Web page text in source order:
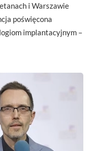
i Warszawie
poświęcona
implantacyjnym –